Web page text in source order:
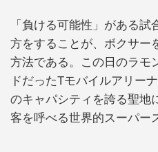
「負ける可能性」がある
方をすることが、ボクサー
方法である。この日のラモ
ドだったTモバイルアリー
のキャパシティを誇る聖地
客を呼べる世界的スーパー